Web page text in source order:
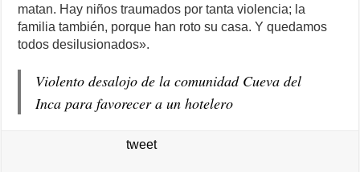
matan. Hay niños traumados por tanta violencia; la
familia también, porque han roto su casa. Y quedamos
todos desilusionados».
Violento desalojo de la comunidad Cueva del
Inca para favorecer a un hotelero
tweet